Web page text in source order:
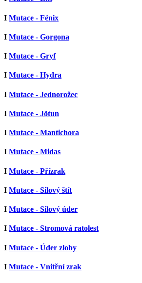
I Mutace - Fénix
I Mutace - Gorgona
I Mutace - Gryf
I Mutace - Hydra
I Mutace - Jednorožec
I Mutace - Jötun
I Mutace - Mantichora
I Mutace - Midas
I Mutace - Přízrak
I Mutace - Silový štít
I Mutace - Silový úder
I Mutace - Stromová ratolest
I Mutace - Úder zloby
I Mutace - Vnitřní zrak